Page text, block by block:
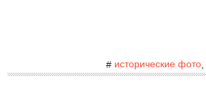
# исторические фото,